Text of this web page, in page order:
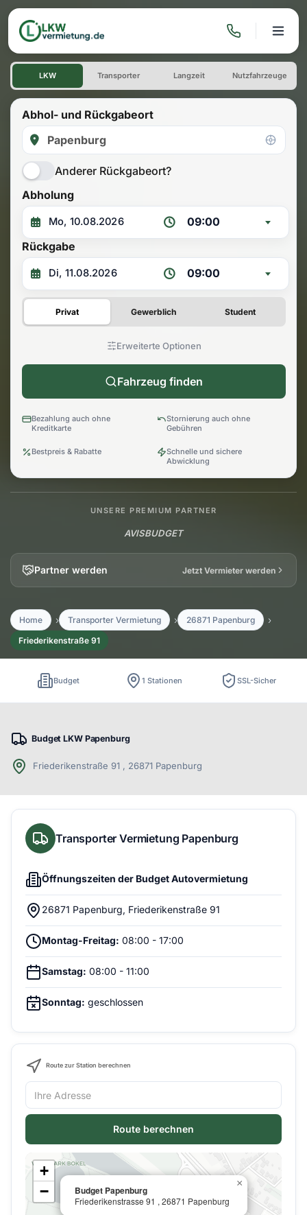
Transporter Vermietung
LKW Transporter Langzeit Nutzfahrzeuge
Abhol- und Rückgabeort
Anderer Rückgabeort?
Abholung
09:00
Rückgabe
09:00
Privat Gewerblich Student
Erweiterte Optionen
Fahrzeug finden
Bezahlung auch ohne
Kreditkarte
Stornierung auch ohne
Gebühren
Bestpreis & Rabatte
Schnelle und sichere
Abwicklung
UNSERE PREMIUM PARTNER
AVISBUDGET
Partner werden Jetzt Vermieter werden
Home Transporter Vermietung
26871 Papenburg
Friederikenstraße 91
Budget 1 Stationen SSL-Sicher
Budget LKW Papenburg
Friederikenstraße 91 , 26871 Papenburg
Transporter Vermietung Papenburg
Öffnungszeiten der Budget Autovermietung
26871 Papenburg, Friederikenstraße 91
Montag-Freitag: 08:00 - 17:00
Samstag: 08:00 - 11:00
Sonntag: geschlossen
Route zur Station berechnen
Route berechnen
Budget Papenburg
Friederikenstrasse 91 , 26871 Papenburg
×
+
−